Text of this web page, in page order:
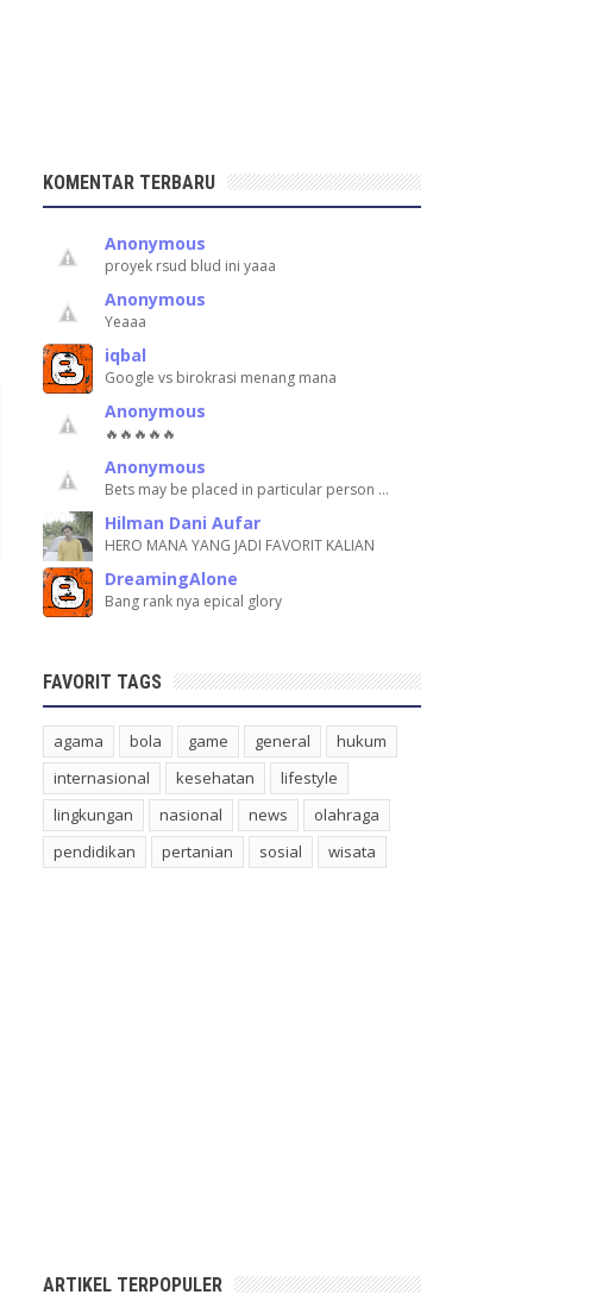
KOMENTAR TERBARU
Anonymous
proyek rsud blud ini yaaa
Anonymous
Yeaaa
iqbal
Google vs birokrasi menang mana
Anonymous
🔥🔥🔥🔥🔥
Anonymous
Bets may be placed in particular person …
Hilman Dani Aufar
HERO MANA YANG JADI FAVORIT KALIAN
DreamingAlone
Bang rank nya epical glory
FAVORIT TAGS
agama bola game general
hukum
internasional
kesehatan
lifestyle
lingkungan
nasional news
olahraga
pendidikan
pertanian sosial wisata
ARTIKEL TERPOPULER